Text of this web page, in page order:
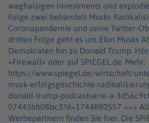
waghalsigen Investments und
Folge zwei behandelt Musks
Coronapandemie und seine Twitter-
dritten Folge geht es um Elon Musks
Demokraten hin zu Donald Trump.
»Firewall« oder auf SPIEGEL.de. Mehr:
https://www.spiegel.de/wirtschaft/
musk-erfolgsgeschichte-
donald-trump-podcastserie-a-
07443bb08bc3?d=1744880557 +++ Alle Infos zu unseren
Werbepartnern finden Sie hier. Die SPIEGEL-Gruppe ist